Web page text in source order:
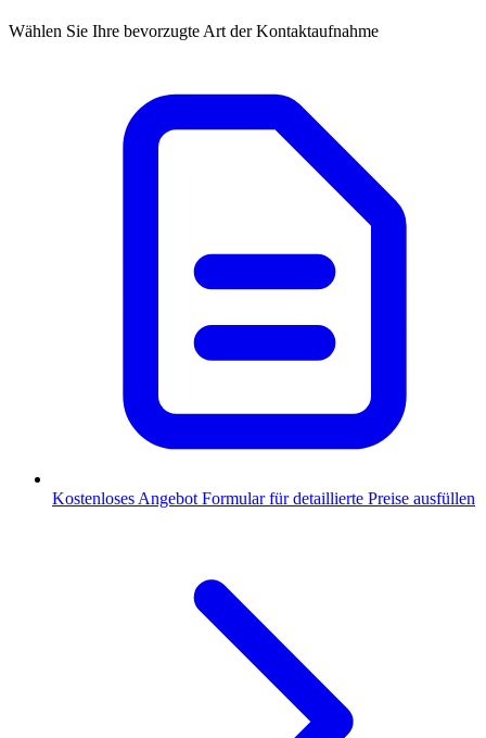
Wählen Sie Ihre bevorzugte Art der Kontaktaufnahme
Kostenloses Angebot Formular für detaillierte Preise ausfüllen